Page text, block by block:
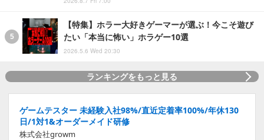
【特集】ホラー大好きゲーマーが選ぶ！今こそ遊び
たい「本当に怖い」ホラゲー10選
2026.5.6 Wed 20:30
ランキングをもっと見る
ゲームテスター 未経験入社98%/直近定着率100%/年休130
日/1対1&オーダーメイド研修
株式会社growm